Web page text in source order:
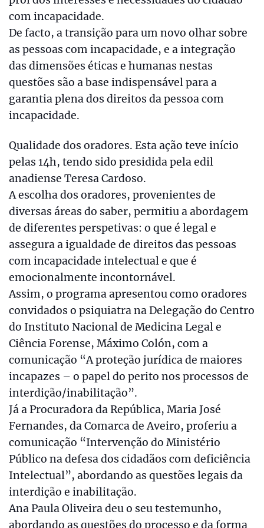
com incapacidade.
De facto, a transição para um novo olhar sobre
as pessoas com incapacidade, e a integração
das dimensões éticas e humanas nestas
questões são a base indispensável para a
garantia plena dos direitos da pessoa com
incapacidade.
Qualidade dos oradores. Esta ação teve início
pelas 14h, tendo sido presidida pela edil
anadiense Teresa Cardoso.
A escolha dos oradores, provenientes de
diversas áreas do saber, permitiu a abordagem
de diferentes perspetivas: o que é legal e
assegura a igualdade de direitos das pessoas
com incapacidade intelectual e que é
emocionalmente incontornável.
Assim, o programa apresentou como oradores
convidados o psiquiatra na Delegação do Centro
do Instituto Nacional de Medicina Legal e
Ciência Forense, Máximo Colón, com a
comunicação “A proteção jurídica de maiores
incapazes – o papel do perito nos processos de
interdição/inabilitação”.
Já a Procuradora da República, Maria José
Fernandes, da Comarca de Aveiro, proferiu a
comunicação “Intervenção do Ministério
Público na defesa dos cidadãos com deficiência
Intelectual”, abordando as questões legais da
interdição e inabilitação.
Ana Paula Oliveira deu o seu testemunho,
abordando as questões do processo e da forma